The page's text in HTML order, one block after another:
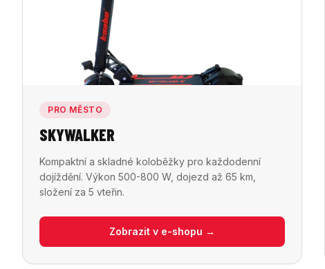
PRO MĚSTO
SKYWALKER
Kompaktní a skladné koloběžky pro každodenní
dojíždění. Výkon 500-800 W, dojezd až 65 km,
složení za 5 vteřin.
Zobrazit v e-shopu →